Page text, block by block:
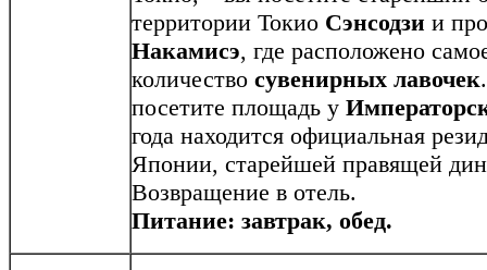
территории Токио Сэнсодзи и
Накамисэ, где расположено
количество сувенирных лавочек
посетите площадь у
года находится официальная
Японии, старейшей правящей
Возвращение в отель.
Питание: завтрак, обед.